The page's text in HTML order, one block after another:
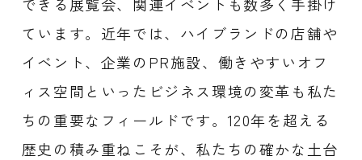
ています。近年では、ハイブランドの店舗や
イベント、企業のPR施設、働きやすいオフ
ィス空間といったビジネス環境の変革も私た
ちの重要なフィールドです。120年を超える
歴史の積み重ねこそが、私たちの確かな土台